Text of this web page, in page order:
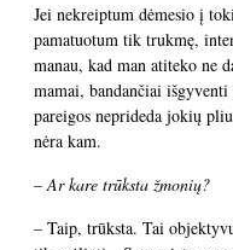
Jei nekreiptum dėmesio į
pamatuotum tik trukmę,
manau, kad man atiteko ne
mamai, bandančiai
pareigos neprideda jokių
nėra kam.
– Ar kare trūksta žmonių?
– Taip, trūksta. Tai